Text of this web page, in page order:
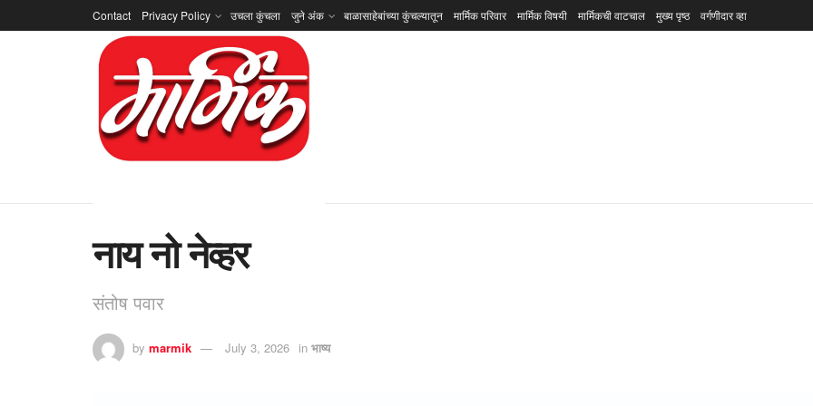
Contact Privacy Policy उचला कुंचला जुने अंक बाळासाहेबांच्या कुंचल्यातून मार्मिक परिवार मार्मिक विषयी मार्मिकची वाटचाल मुख्य पृष्ठ वर्गणीदार व्हा
नाय नो नेव्हर
संतोष पवार
by marmik July 3, 2026 in भाष्य